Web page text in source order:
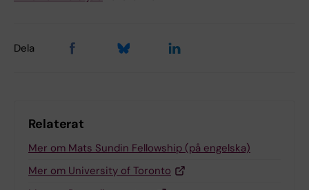
Dela
Relaterat
Mer om Mats Sundin Fellowship (på engelska)
Mer om University of Toronto